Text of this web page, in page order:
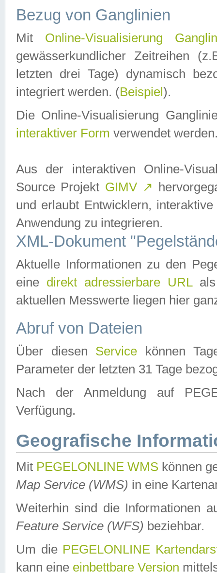
Bezug von Ganglinien
Mit Online-Visualisierung
gewässerkundlicher Zeitreihen
letzten drei Tage) dynamisch
integriert werden. (Beispiel ).
Die Online-Visualisierung
interaktiver Form verwendet
Aus der interaktiven Online-
Source Projekt GIMV ↗
und erlaubt Entwicklern,
Anwendung zu integrieren.
XML-Dokument
Aktuelle Informationen zu den
eine direkt adressierbare URLals
aktuellen Messwerte liegen hier
Abruf von Dateien
Über diesen Service können
Parameter der letzten 31 Tage
Nach der Anmeldung auf
Verfügung.
Geografische
Mit PEGELONLINE WMS können
Map Service (WMS) in eine
Weiterhin sind die Informationen
Feature Service (WFS) beziehbar.
Um die PEGELONLINE
kann eine einbettbare Version